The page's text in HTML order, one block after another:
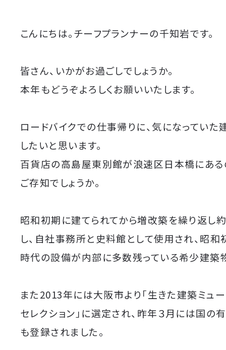
こんにちは。チーフプランナーの千知岩です。
皆さん、いかがお過ごしでしょうか。
本年もどうぞよろしくお願いいたします。
ロードバイクでの仕事帰りに、気になっていた
したいと思います。
百貨店の高島屋東別館が浪速区日本橋にあ
ご存知でしょうか。
昭和初期に建てられてから増改築を繰り返し
し、自社事務所と史料館として使用され、昭
時代の設備が内部に多数残っている希少建築
また2013年には大阪市より「生きた建築ミュ
セレクション」に選定され、昨年３月には国の
も登録されました。